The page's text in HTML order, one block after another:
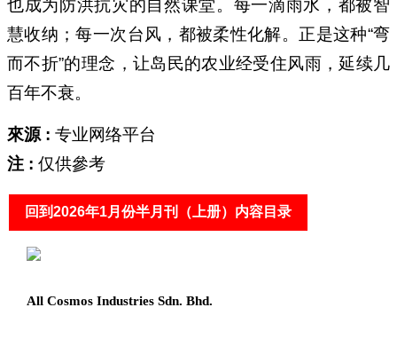
也成为防洪抗灾的自然课堂。每一滴雨水，都被智
慧收纳；每一次台风，都被柔性化解。正是这种“弯
而不折”的理念，让岛民的农业经受住风雨，延续几
百年不衰。
來源 : 专业网络平台
注 : 仅供參考
回到2026年1月份半月刊（上册）内容目录
All Cosmos Industries Sdn. Bhd.